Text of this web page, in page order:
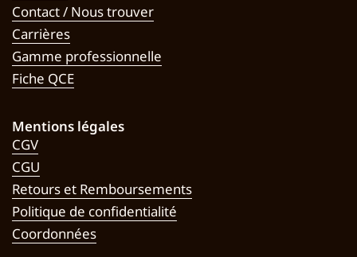
Contact / Nous trouver
Carrières
Gamme professionnelle
Fiche QCE
Mentions légales
CGV
CGU
Retours et Remboursements
Politique de confidentialité
Coordonnées